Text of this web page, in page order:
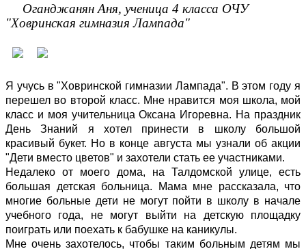
Оганджанян Аня, ученица 4 класса ОЧУ
"Ховринская гимназия Лампада"
Я учусь в "Ховринской гимназии Лампада". В этом году я
перешел во второй класс. Мне нравится моя школа, мой
класс и моя учительница Оксана Игоревна. На праздник
День Знаний я хотел принести в школу большой
красивый букет. Но в конце августа мы узнали об акции
"Дети вместо цветов" и захотели стать ее участниками.
Недалеко от моего дома, на Талдомской улице, есть
большая детская больница. Мама мне рассказала, что
многие больные дети не могут пойти в школу в начале
учебного года, не могут выйти на детскую площадку
поиграть или поехать к бабушке на каникулы.
Мне очень захотелось, чтобы таким больным детям мы